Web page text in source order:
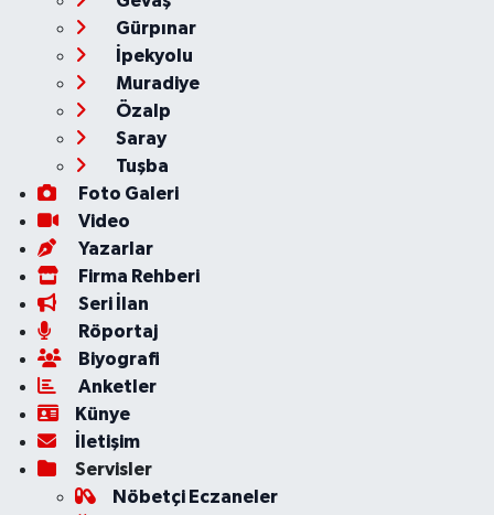
Gürpınar
İpekyolu
Muradiye
Özalp
Saray
Tuşba
Foto Galeri
Video
Yazarlar
Firma Rehberi
Seri İlan
Röportaj
Biyografi
Anketler
Künye
İletişim
Servisler
Nöbetçi Eczaneler